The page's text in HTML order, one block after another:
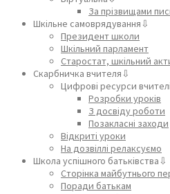
За прізвищами
Шкільне самоврядування⇩
Президент школи
Шкільний парламент
Старостат, шкільний
Скарбничка вчителя⇩
Цифрові ресурси
Розробки уроків
З досвіду роботи
Позакласні заходи
Відкриті уроки
На дозвіллі релаксуємо
Школа успішного батьківства⇩
Сторінка майбутнього
Поради батькам